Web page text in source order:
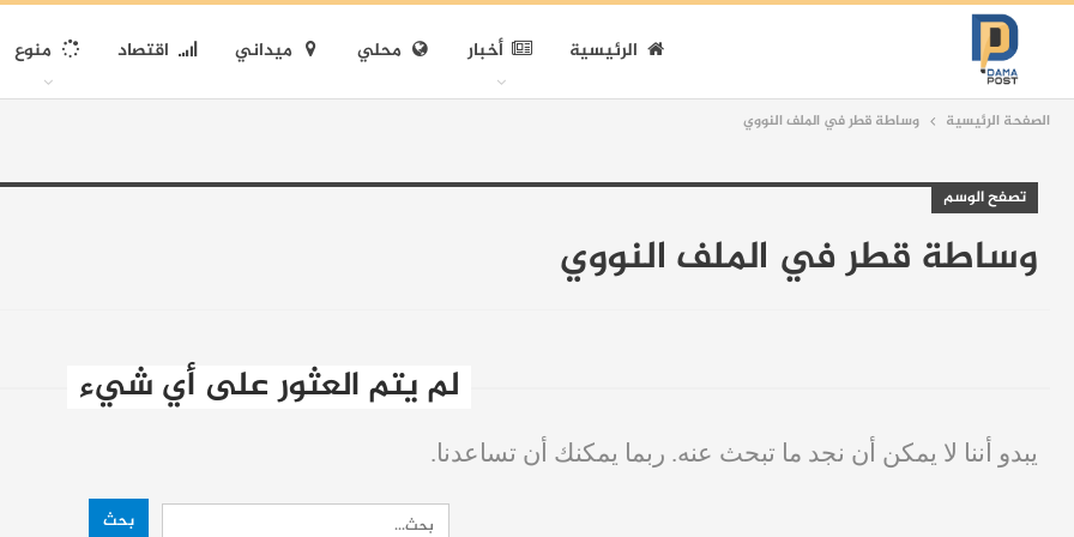
الرئيسية أخبار محلي ميداني اقتصاد منوع
الصفحة الرئيسية وساطة قطر في الملف النووي
تصفح الوسم
وساطة قطر في الملف النووي
لم يتم العثور على أي شيء
يبدو أننا لا يمكن أن نجد ما تبحث عنه. ربما يمكنك أن تساعدنا.